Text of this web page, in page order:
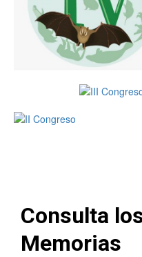
Consulta
Memorias